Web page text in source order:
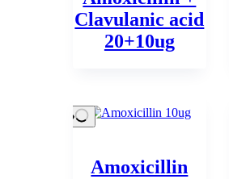
Clavulanic acid
20+10ug
Amoxicillin